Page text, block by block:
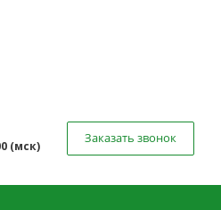
(мск)
Заказать звонок